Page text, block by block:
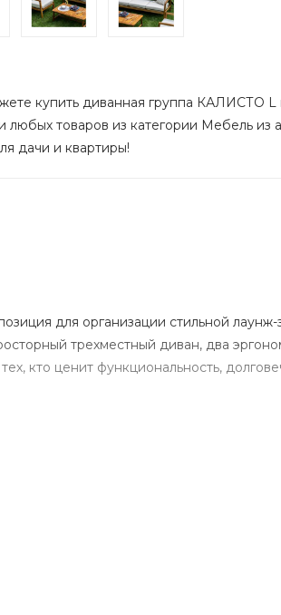
купить диванная группа КАЛИСТО
любых товаров из категории Мебель
дачи и квартиры!
для организации стильной
трехместный диван, два
кто ценит функциональность,
минимализм, сочетание массива